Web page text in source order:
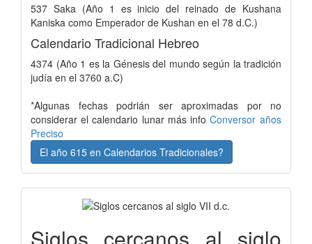
537 Saka (Año 1 es inicio del reinado de Kushana
Kaniska como Emperador de Kushan en el 78 d.C.)
Calendario Tradicional Hebreo
4374 (Año 1 es la Génesis del mundo según la tradición
judía en el 3760 a.C)
*Algunas fechas podrián ser aproximadas por no
considerar el calendario lunar más info Conversor años
Preciso
El año 615 en Calendarios Tradicionales?